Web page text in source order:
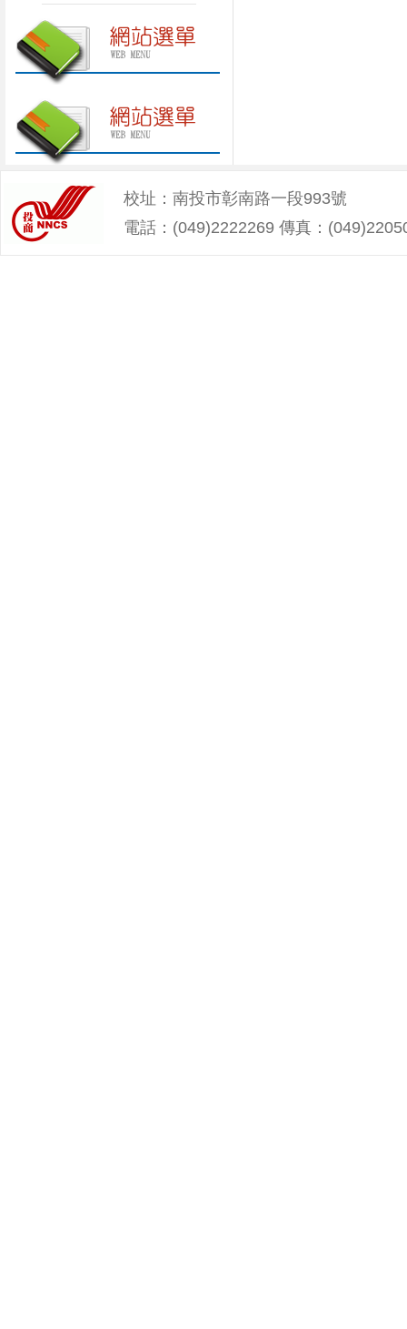
校址：南投市彰南路一段993號
電話：(049)2222269 傳真：